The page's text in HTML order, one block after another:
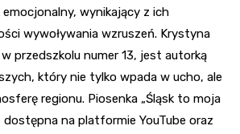
emocjonalny, wynikający z ich
wywoływania wzruszeń. Krystyna
w przedszkolu numer 13, jest autorką
który nie tylko wpada w ucho, ale
regionu. Piosenka „Śląsk to moja
dostępna na platformie YouTube oraz